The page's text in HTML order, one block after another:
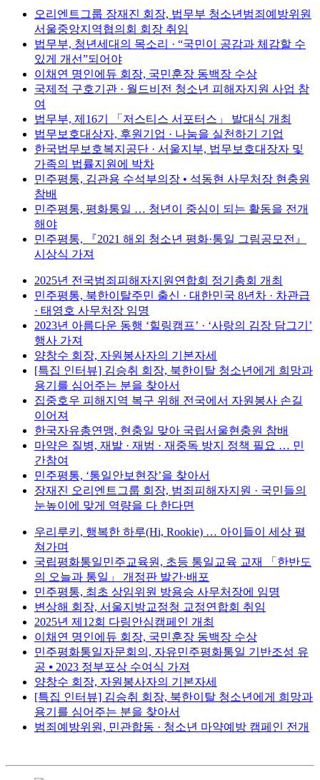
오리엔트그룹 장재진 회장, 법무부 청소년범죄예방위원
서울중앙지역협의회 회장 취임
법무부, 청년세대의 목소리 · “국민이 공감과 체감할 수
있게 개선”되어야
이채연 명인에듀 회장, 국민훈장 동백장 수상
국제적 구호기관 · 월드비전 청소년 피해자지원 사업 참
여
법무부, 제16기 「저스티스 서포터스」 발대식 개최
법무보호대상자, 후원기업 · 나눔을 실천하기 기업
한국법무보호복지공단 · 서울지부, 법무보호대장자 및
가족의 법률지원에 박차
민주평통, 김관용 수석부의장 • 석동현 사무처장 현충원
참배
민주평통, 평화통일 … 청년이 중심이 되는 활동을 전개
해야
민주평통, 『2021 해외 청소년 평화·통일 그림공모전』
시상식 가져
2025년 전국범죄피해자지원연합회 정기총회 개최
민주평통, 북한이탈주민 출신 · 대한민국 8년차 · 차관급
· 태영호 사무처장 임명
2023년 아름다운 동행 ‘힐링캠프’ · ‘사랑의 김장 담그기’
행사 가져
양창수 회장, 자원봉사자의 기본자세
[특집 인터뷰] 김승취 회장, 북한이탈 청소년에게 희망과
용기를 심어주는 분을 찾아서
집중호우 피해지역 복구 위해 전국에서 자원봉사 손길
이어져
한국자유총연맹, 현충일 맞아 국립서울현충원 참배
마약은 질병, 재발 · 재범 · 재중독 방지 정책 필요 … 민
간참여
민주평통, ‘통일안보현장’을 찾아서
장재진 오리엔트그룹 회장, 범죄피해자지원 · 국민들의
눈높이에 맞게 역량을 다 한다면
우리루키, 행복한 하루(Hi, Rookie) … 아이들이 세상 펼
쳐가며
국립평화통일민주교육원, 초등 통일교육 교재 「한반도
의 오늘과 통일」 개정판 발간·배포
민주평통, 최초 상임위원 방용승 사무처장에 임명
변상해 회장, 서울지방교정청 교정연합회 취임
2025년 제12회 다링안심캠페인 개최
이채연 명인에듀 회장, 국민훈장 동백장 수상
민주평화통일자문회의, 자유민주평화통일 기반조성 유
공 ⦁ 2023 정부포상 수여식 가져
양창수 회장, 자원봉사자의 기본자세
[특집 인터뷰] 김승취 회장, 북한이탈 청소년에게 희망과
용기를 심어주는 분을 찾아서
범죄예방위원, 민관합동 · 청소년 마약예방 캠페인 전개